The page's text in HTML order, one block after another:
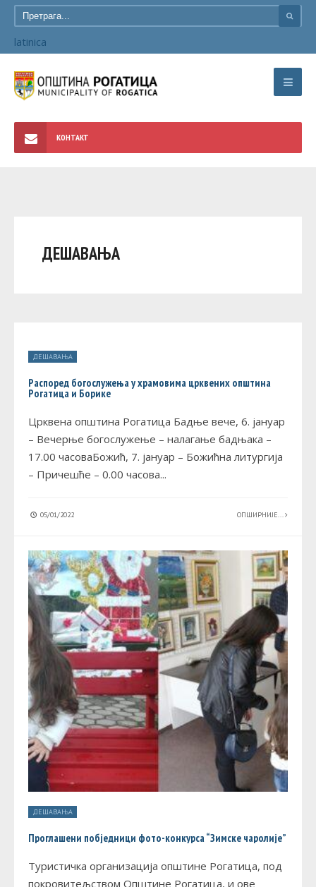
latinica
КОНТАКТ
ДЕШАВАЊА
ДЕШАВАЊА
Распоред богослужења у храмовима црквених општина
Рогатица и Борике
Црквена општина Рогатица Бадње вече, 6. јануар
– Вечерње богослужење – налагање бадњака –
17.00 часоваБожић, 7. јануар – Божићна литургија
– Причешће – 0.00 часова...
05/01/2022 ОПШИРНИЈЕ...
ДЕШАВАЊА
Проглашени побједници фото-конкурса “Зимске чаролије”
Туристичка организација општине Рогатица, под
покровитељством Општине Рогатица, и ове